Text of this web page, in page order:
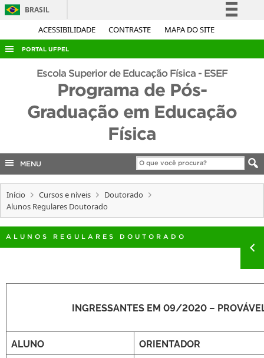
ACESSIBILIDADE CONTRASTE MAPA DO SITE
BRASIL
Simplifique!
Acesso à informação
Legislação
Canais
PORTAL UFPEL
ACESSO À INFORMAÇÃO
COBALTO
PORTARIAS
Escola Superior de Educação Física - ESEF
Programa de Pós-
Graduação em Educação
Física
MENU
Início Cursos e níveis
Doutorado
Alunos Regulares Doutorado
ALUNOS REGULARES DOUTORADO
INGRESSANTES EM 09/2020 –
ALUNO
ORIENTADOR